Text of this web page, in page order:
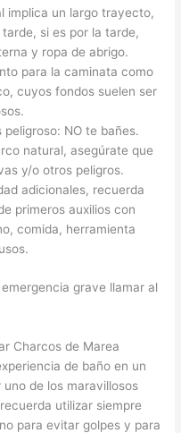
implica un largo trayecto,
si es por la tarde,
y ropa de abrigo.
para la caminata como
cuyos fondos suelen ser
NO te bañes.
natural, asegúrate que
y/o otros peligros.
adicionales, recuerda
primeros auxilios con
comida, herramienta
grave llamar al
Charcos de Marea
de baño en un
de los maravillosos
utilizar siempre
para evitar golpes y para